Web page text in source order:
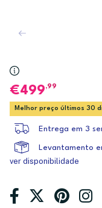
499,99
Melhor preço últimos 30
Entrega em 3
Levantamento
ver disponibilidade